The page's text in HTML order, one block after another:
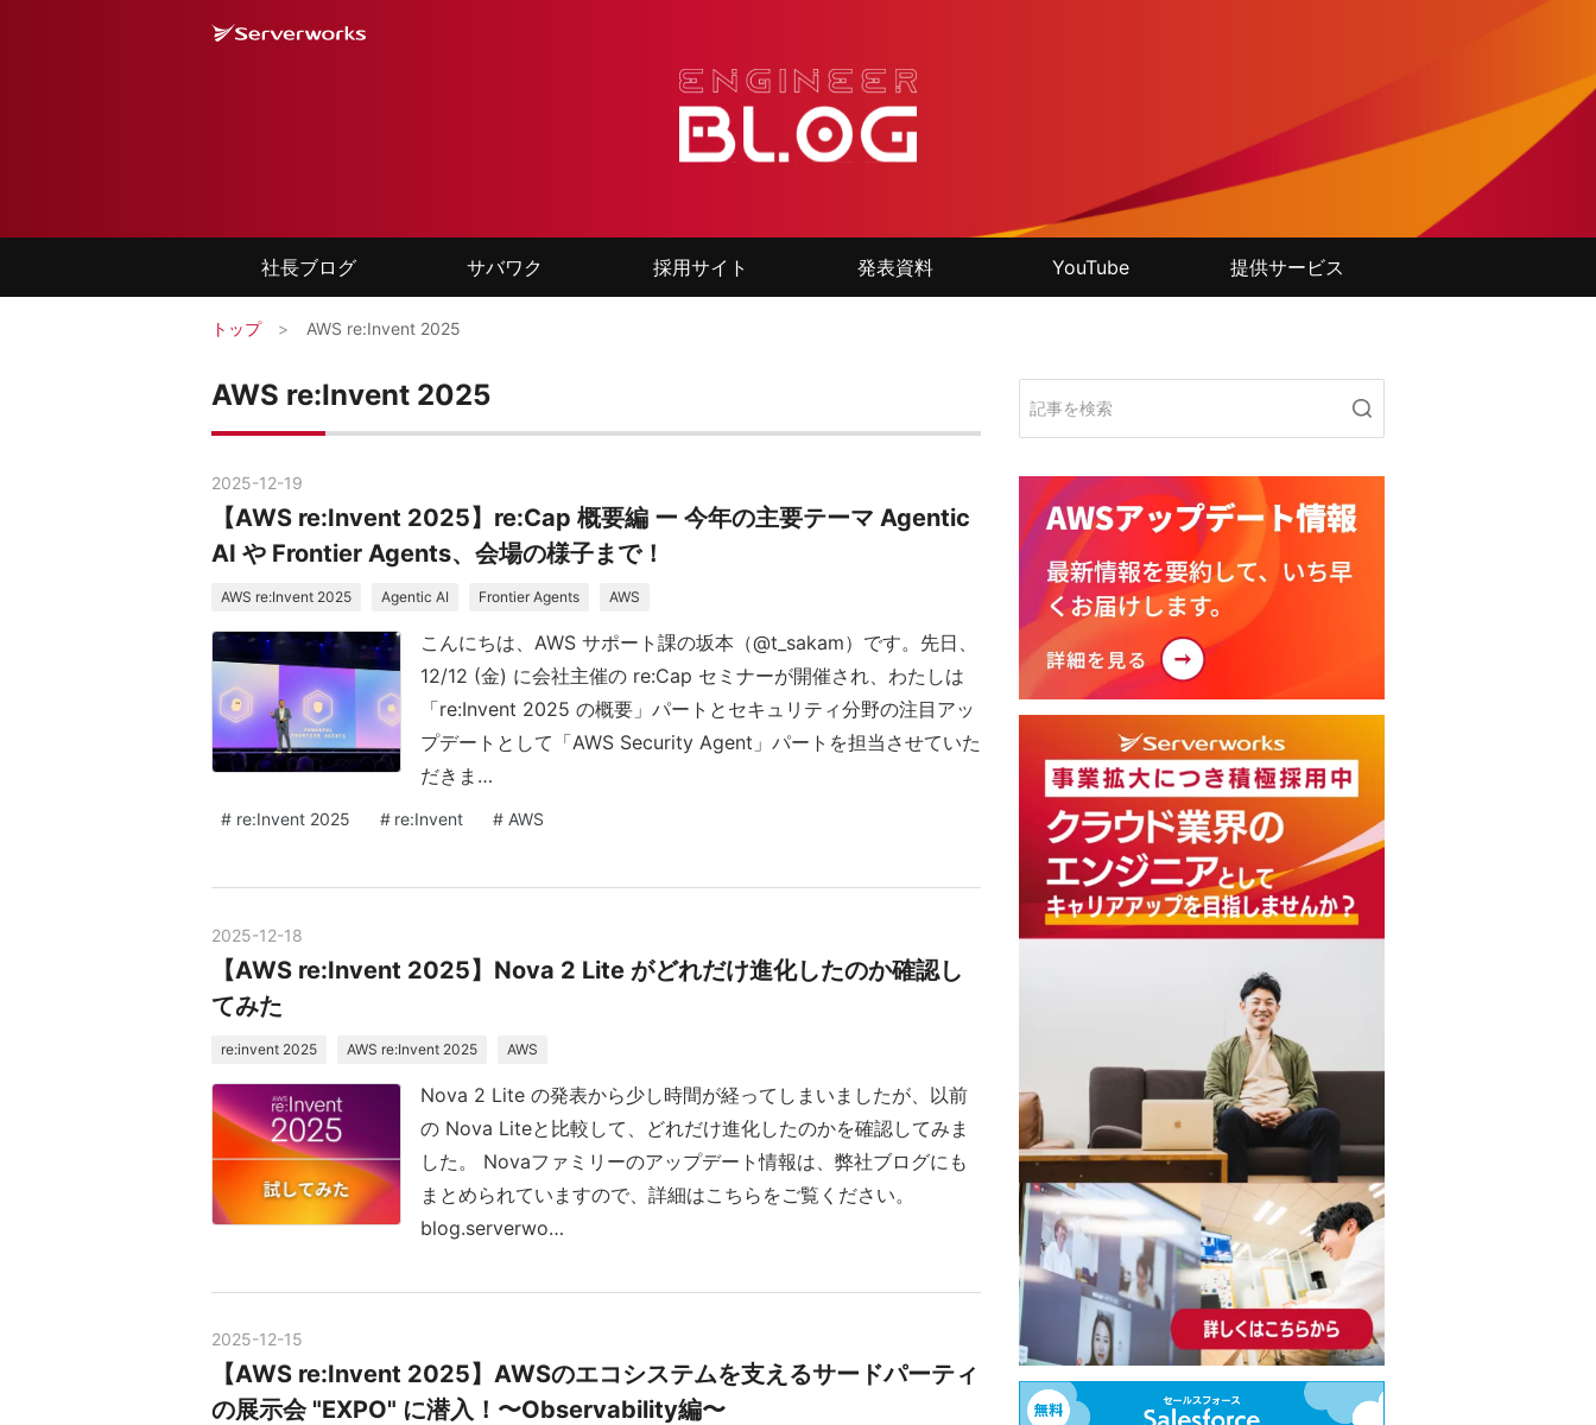
社長ブログ サバワク 採用サイト 発表資料 YouTube 提供サービス
トップ > AWS re:Invent 2025
AWS re:Invent 2025
2025-12-19
【AWS re:Invent 2025】re:Cap 概要編 ー 今年の主要テーマ Agentic
AI や Frontier Agents、会場の様子まで！
AWS re:Invent 2025 Agentic AI Frontier Agents AWS
こんにちは、AWS サポート課の坂本（@t_sakam）です。先日、
12/12 (金) に会社主催の re:Cap セミナーが開催され、わたしは
「re:Invent 2025 の概要」パートとセキュリティ分野の注目アッ
プデートとして「AWS Security Agent」パートを担当させていた
だきま…
# re:Invent 2025 # re:Invent # AWS
2025-12-18
【AWS re:Invent 2025】Nova 2 Lite がどれだけ進化したのか確認し
てみた
re:invent 2025 AWS re:Invent 2025 AWS
Nova 2 Lite の発表から少し時間が経ってしまいましたが、以前
の Nova Liteと比較して、どれだけ進化したのかを確認してみま
した。 Novaファミリーのアップデート情報は、弊社ブログにも
まとめられていますので、詳細はこちらをご覧ください。
blog.serverwo…
2025-12-15
【AWS re:Invent 2025】AWSのエコシステムを支えるサードパーティ
の展示会 "EXPO" に潜入！〜Observability編〜